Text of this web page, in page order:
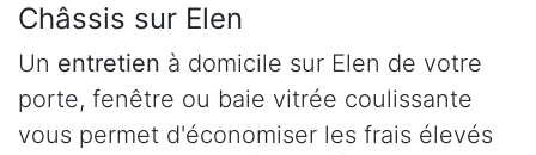
Châssis sur Elen
Un entretien à domicile sur Elen de votre
porte, fenêtre ou baie vitrée coulissante
vous permet d'économiser les frais élevés